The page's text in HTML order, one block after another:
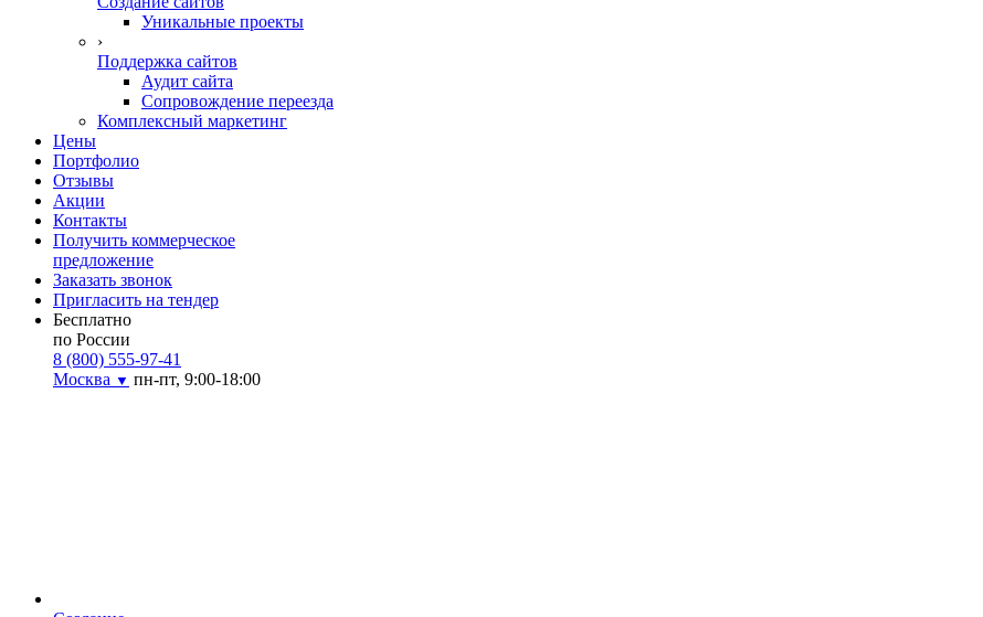
Уникальные проекты
›
Поддержка сайтов
Аудит сайта
Сопровождение переезда
Комплексный маркетинг
Цены
Портфолио
Отзывы
Акции
Контакты
Получить коммерческое
предложение
Заказать звонок
Пригласить на тендер
Бесплатно
по России
8 (800) 555-97-41
Москва ▼ пн-пт, 9:00-18:00